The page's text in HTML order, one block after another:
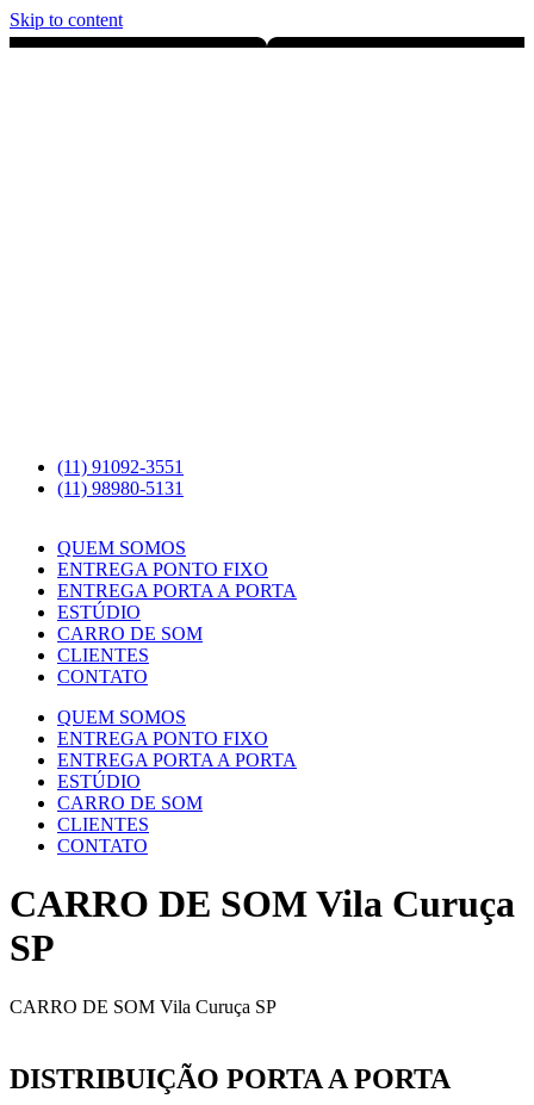
Skip to content
(11) 91092-3551
(11) 98980-5131
QUEM SOMOS
ENTREGA PONTO FIXO
ENTREGA PORTA A PORTA
ESTÚDIO
CARRO DE SOM
CLIENTES
CONTATO
QUEM SOMOS
ENTREGA PONTO FIXO
ENTREGA PORTA A PORTA
ESTÚDIO
CARRO DE SOM
CLIENTES
CONTATO
CARRO DE SOM Vila Curuça
SP
CARRO DE SOM Vila Curuça SP
DISTRIBUIÇÃO PORTA A PORTA